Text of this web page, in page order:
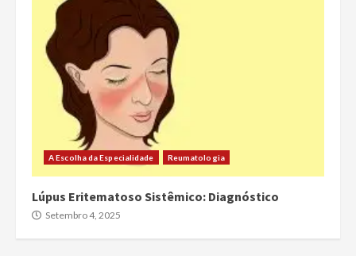
A Escolha da Especialidade Reumatologia
Lúpus Eritematoso Sistêmico: Diagnóstico
Setembro 4, 2025